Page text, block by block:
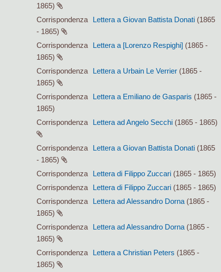
1865)
Corrispondenza
Lettera a Giovan Battista Donati (1865
- 1865)
Corrispondenza
Lettera a [Lorenzo Respighi] (1865 -
1865)
Corrispondenza
Lettera a Urbain Le Verrier (1865 -
1865)
Corrispondenza
Lettera a Emiliano de Gasparis (1865 -
1865)
Corrispondenza
Lettera ad Angelo Secchi (1865 - 1865)
Corrispondenza Lettera a Giovan Battista Donati (1865
- 1865)
Corrispondenza
Lettera di Filippo Zuccari (1865 - 1865)
Corrispondenza
Lettera di Filippo Zuccari (1865 - 1865)
Corrispondenza
Lettera ad Alessandro Dorna (1865 -
1865)
Corrispondenza
Lettera ad Alessandro Dorna (1865 -
1865)
Corrispondenza
Lettera a Christian Peters (1865 -
1865)